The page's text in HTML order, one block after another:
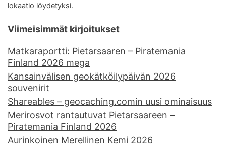
lokaatio löydetyksi.
Viimeisimmät kirjoitukset
Matkaraportti: Pietarsaaren – Piratemania
Finland 2026 mega
Kansainvälisen geokätköilypäivän 2026
souvenirit
Shareables – geocaching.comin uusi ominaisuus
Merirosvot rantautuvat Pietarsaareen –
Piratemania Finland 2026
Aurinkoinen Merellinen Kemi 2026